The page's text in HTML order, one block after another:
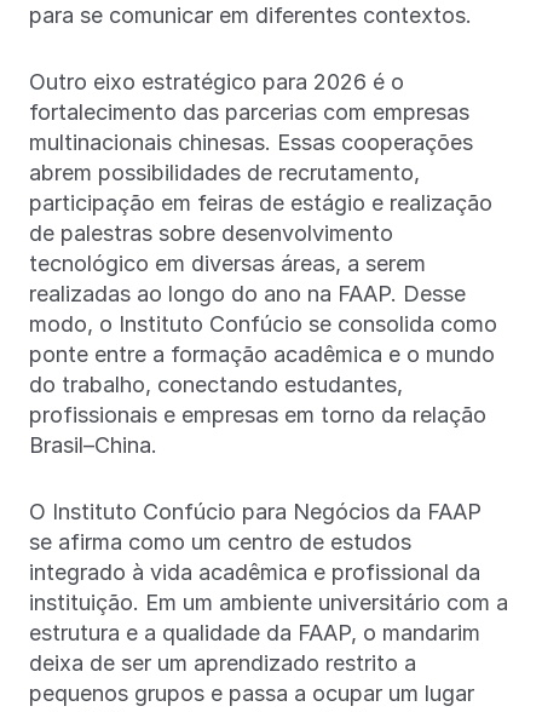
para se comunicar em diferentes contextos.
Outro eixo estratégico para 2026 é o
fortalecimento das parcerias com empresas
multinacionais chinesas. Essas cooperações
abrem possibilidades de recrutamento,
participação em feiras de estágio e realização
de palestras sobre desenvolvimento
tecnológico em diversas áreas, a serem
realizadas ao longo do ano na FAAP. Desse
modo, o Instituto Confúcio se consolida como
ponte entre a formação acadêmica e o mundo
do trabalho, conectando estudantes,
profissionais e empresas em torno da relação
Brasil–China.
O Instituto Confúcio para Negócios da FAAP
se afirma como um centro de estudos
integrado à vida acadêmica e profissional da
instituição. Em um ambiente universitário com a
estrutura e a qualidade da FAAP, o mandarim
deixa de ser um aprendizado restrito a
pequenos grupos e passa a ocupar um lugar